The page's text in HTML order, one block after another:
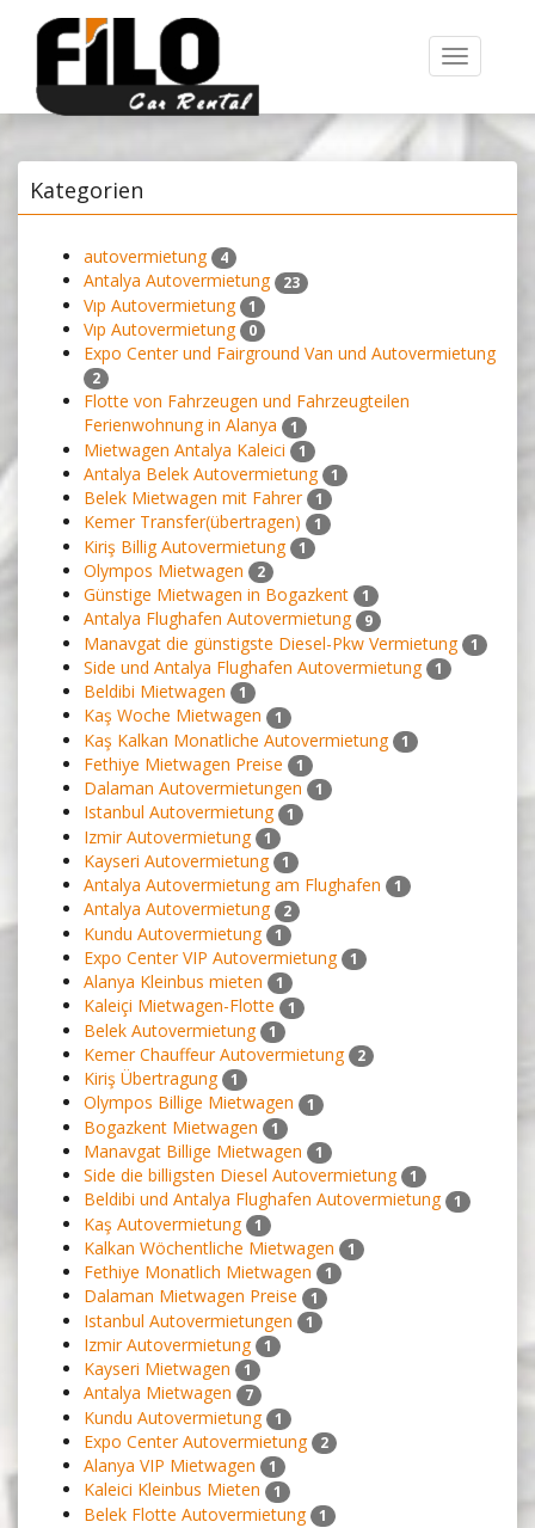
Toggle
navigation
Kategorien
autovermietung 4
Antalya Autovermietung 23
Vıp Autovermietung 1
Vıp Autovermietung 0
Expo Center und Fairground Van und Autovermietung
2
Flotte von Fahrzeugen und Fahrzeugteilen
Ferienwohnung in Alanya
1
Mietwagen Antalya Kaleici 1
Antalya Belek Autovermietung 1
Belek Mietwagen mit Fahrer 1
Kemer Transfer(übertragen) 1
Kiriş Billig Autovermietung 1
Olympos Mietwagen 2
Günstige Mietwagen in Bogazkent 1
Antalya Flughafen Autovermietung 9
Manavgat die günstigste Diesel-Pkw Vermietung 1
Side und Antalya Flughafen Autovermietung 1
Beldibi Mietwagen 1
Kaş Woche Mietwagen 1
Kaş Kalkan Monatliche Autovermietung 1
Fethiye Mietwagen Preise 1
Dalaman Autovermietungen 1
Istanbul Autovermietung 1
Izmir Autovermietung 1
Kayseri Autovermietung 1
Antalya Autovermietung am Flughafen 1
Antalya Autovermietung 2
Kundu Autovermietung 1
Expo Center VIP Autovermietung 1
Alanya Kleinbus mieten 1
Kaleiçi Mietwagen-Flotte 1
Belek Autovermietung 1
Kemer Chauffeur Autovermietung 2
Kiriş Übertragung 1
Olympos Billige Mietwagen 1
Bogazkent Mietwagen 1
Manavgat Billige Mietwagen 1
Side die billigsten Diesel Autovermietung 1
Beldibi und Antalya Flughafen Autovermietung 1
Kaş Autovermietung 1
Kalkan Wöchentliche Mietwagen 1
Fethiye Monatlich Mietwagen 1
Dalaman Mietwagen Preise 1
Istanbul Autovermietungen 1
Izmir Autovermietung 1
Kayseri Mietwagen 1
Antalya Mietwagen 7
Kundu Autovermietung 1
Expo Center Autovermietung 2
Alanya VIP Mietwagen 1
Kaleici Kleinbus Mieten 1
Belek Flotte Autovermietung 1